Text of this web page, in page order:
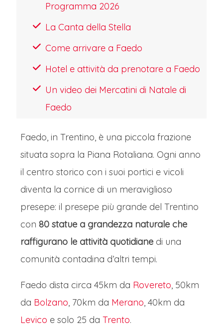
Programma 2026
La Canta della Stella
Come arrivare a Faedo
Hotel e attività da prenotare a Faedo
Un video dei Mercatini di Natale di
Faedo
Faedo, in Trentino, è una piccola frazione
situata sopra la Piana Rotaliana. Ogni anno
il centro storico con i suoi portici e vicoli
diventa la cornice di un meraviglioso
presepe: il presepe più grande del Trentino
con 80 statue a grandezza naturale che
raffigurano le attività quotidiane di una
comunità contadina d’altri tempi.
Faedo dista circa 45km da Rovereto, 50km
da Bolzano, 70km da Merano, 40km da
Levico e solo 25 da Trento.